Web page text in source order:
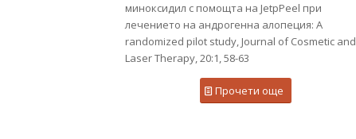
миноксидил с помощта на JetpPeel при
лечението на андрогенна алопеция: A
randomized pilot study, Journal of Cosmetic and
Laser Therapy, 20:1, 58-63
Прочети още